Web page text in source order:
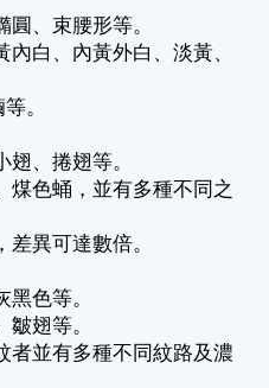
、束腰形等。
白、內黃外白、淡黃、
。
、捲翅等。
煤色蛹，並有多種不同之
異可達數倍。
色等。
翅等。
者並有多種不同紋路及濃